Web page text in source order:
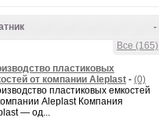
-
Все (165)
пластиковых
от компании Aleplast - (0)
пластиковых емкостей
Aleplast Компания
— од...